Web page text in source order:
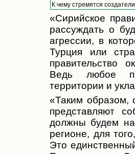
К чему стремятся
«Сирийское
рассуждать о
агрессии, в
Турция или
правительство
Ведь любое
территории и
«Таким образом,
представляют
должны будем
регионе, для
Это